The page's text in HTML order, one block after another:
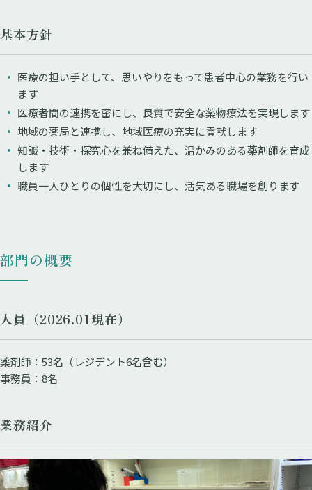
基本方針
医療の担い手として、思いやりをもって患者中心の業務を行い
ます
医療者間の連携を密にし、良質で安全な薬物療法を実現します
地域の薬局と連携し、地域医療の充実に貢献します
知識・技術・探究心を兼ね備えた、温かみのある薬剤師を育成
します
職員一人ひとりの個性を大切にし、活気ある職場を創ります
部門の概要
人員（2026.01現在）
薬剤師：53名（レジデント6名含む）
事務員：8名
業務紹介